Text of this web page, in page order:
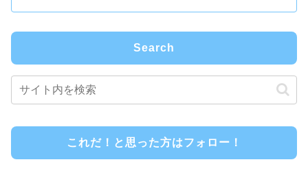
Search
これだ！と思った方はフォロー！